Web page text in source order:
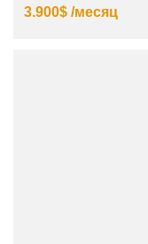
3.900$ /месяц